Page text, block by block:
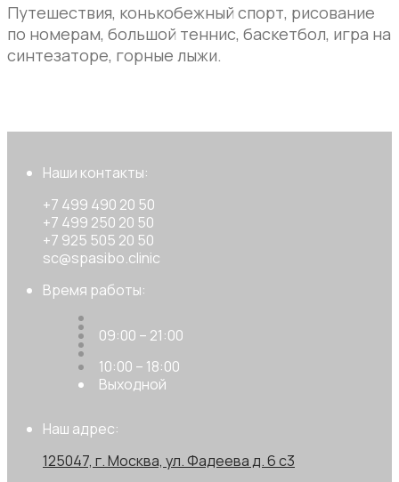
Путешествия, конькобежный спорт, рисование
по номерам, большой теннис, баскетбол, игра на
синтезаторе, горные лыжи.
Наши контакты:
+7 499 490 20 50
+7 499 250 20 50
+7 925 505 20 50
sc@spasibo.clinic
Время работы:
09:00 – 21:00
10:00 – 18:00
Выходной
Наш адрес:
125047, г. Москва, ул. Фадеева д. 6 с3